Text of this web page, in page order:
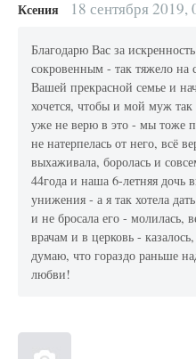
Ксения 18 сентября 2019,
Благодарю Вас за
сокровенным - так тяжело на
Вашей прекрасной семье и
хочется, чтобы и мой муж
уже не верю в это - мы тоже
не натерпелась от него, всё
выхаживала, боролась и
44года и наша 6-летняя дочь
унижения - а я так хотела
и не бросала его - молилась,
врачам и в церковь -
думаю, что гораздо раньше
любви!